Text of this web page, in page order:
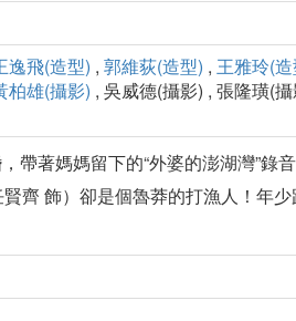
逸飛(造型) , 郭維荻(造型) , 王雅玲(
柏雄(攝影) , 吳威德(攝影) , 張隆璜(
帶著媽媽留下的“外婆的澎湖灣”錄
齊 飾）卻是個魯莽的打漁人！年